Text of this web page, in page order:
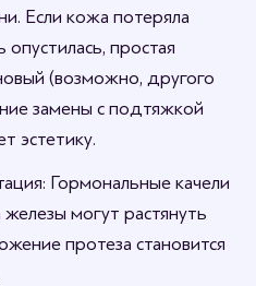
Если кожа потеряла
опустилась, простая
(возможно, другого
замены с подтяжкой
эстетику.
Гормональные качели
могут растянуть
протеза становится